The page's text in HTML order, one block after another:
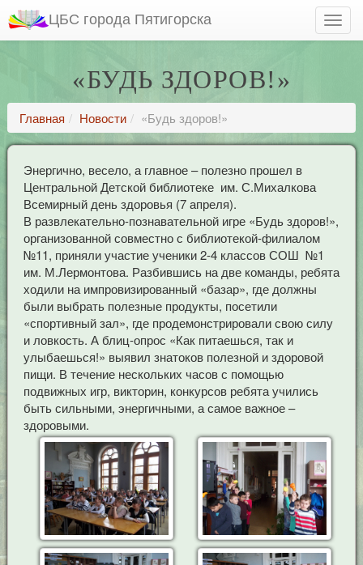
ЦБС города Пятигорска
«БУДЬ ЗДОРОВ!»
Главная Новости «Будь здоров!»
Энергично, весело, а главное – полезно прошел в
Центральной Детской библиотеке им. С.Михалкова
Всемирный день здоровья (7 апреля).
В развлекательно-познавательной игре «Будь здоров!»,
организованной совместно с библиотекой-филиалом
№11, приняли участие ученики 2-4 классов СОШ №1
им. М.Лермонтова. Разбившись на две команды, ребята
ходили на импровизированный «базар», где должны
были выбрать полезные продукты, посетили
«спортивный зал», где продемонстрировали свою силу
и ловкость. А блиц-опрос «Как питаешься, так и
улыбаешься!» выявил знатоков полезной и здоровой
пищи. В течение нескольких часов с помощью
подвижных игр, викторин, конкурсов ребята учились
быть сильными, энергичными, а самое важное –
здоровыми.